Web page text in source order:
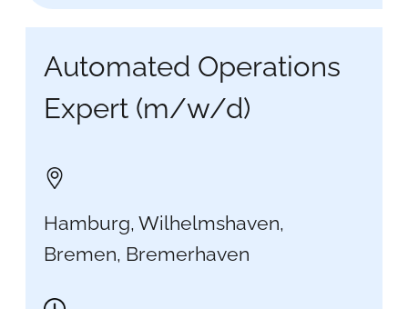
Automated Operations
Expert (m/w/d)
Hamburg, Wilhelmshaven,
Bremen, Bremerhaven